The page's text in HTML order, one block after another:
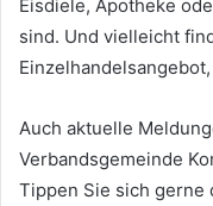
Eisdiele, Apotheke
sind. Und vielleicht
Auch aktuelle
Verbandsgemeinde
Tippen Sie sich gerne